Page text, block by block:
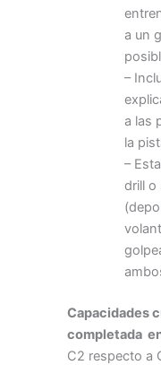
a un
–
a las
la
–
drill o
Capacidades
completada
C2 respecto a